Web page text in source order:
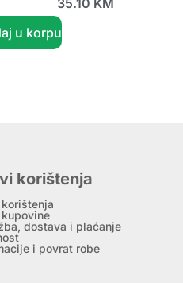
u korpu
korištenja
dostava i plaćanje
i povrat robe